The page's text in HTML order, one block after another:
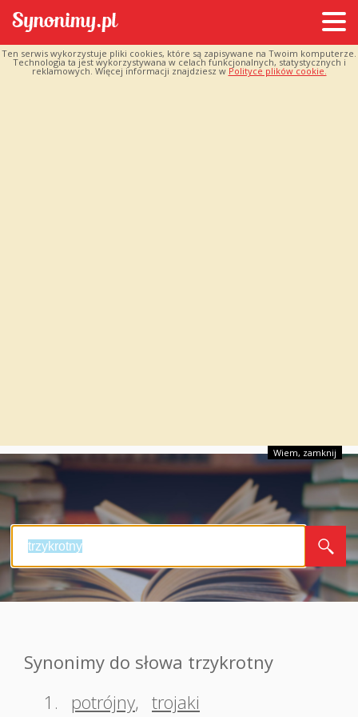
Ten serwis wykorzystuje pliki cookies, które są zapisywane na Twoim komputerze.
Technologia ta jest wykorzystywana w celach funkcjonalnych, statystycznych i
reklamowych. Więcej informacji znajdziesz w Polityce plików cookie.
Wiem, zamknij
Synonimy do słowa trzykrotny
1.
potrójny, trojaki